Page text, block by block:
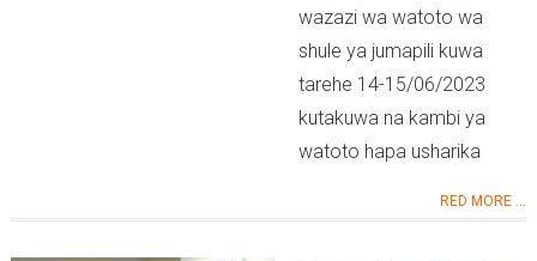
wazazi wa watoto wa
shule ya jumapili kuwa
tarehe 14-15/06/2023
kutakuwa na kambi ya
watoto hapa usharika
RED MORE ...